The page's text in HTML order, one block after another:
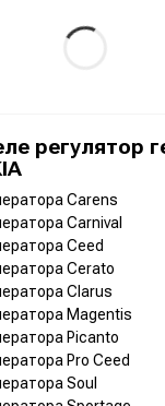
регулятор
Carens
Carnival
Ceed
Cerato
Clarus
Magentis
Picanto
Pro Ceed
Soul